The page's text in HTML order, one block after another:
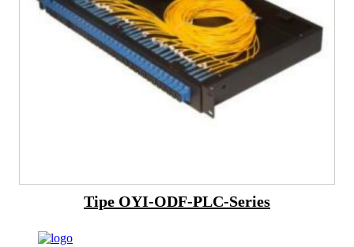
Tipe OYI-ODF-PLC-Series